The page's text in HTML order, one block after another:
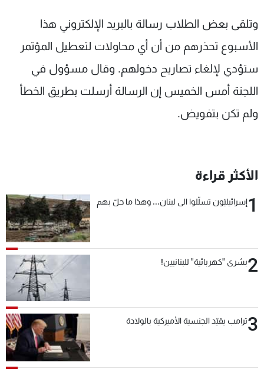
وتلقى بعض الطلاب رسالة بالبريد الإلكتروني هذا
الأسبوع تحذرهم من أن أي محاولات لتعطيل المؤتمر
ستؤدي لإلغاء تصاريح دخولهم. وقال مسؤول في
اللجنة أمس الخميس إن الرسالة أرسلت بطريق الخطأ
ولم تكن بتفويض.
الأكثر قراءة
1إسرائيليّون تسلّلوا الى لبنان... وهذا ما حلّ بهم
2بشرى "كهربائية" للبنانيين!
3ترامب يقيّد الجنسية الأميركية بالولادة